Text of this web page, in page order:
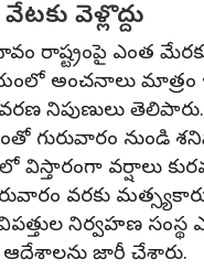
వెళ్లొద్దు
రాష్ట్రంపై ఎంత
అంచనాలు మాత్రం
నిపుణులు తెలిపారు.
గురువారం నుండి
విస్తారంగా వర్షాలు
వరకు
నిర్వహణ సంస్థ
ఆదేశాలను జారీ చేశారు.